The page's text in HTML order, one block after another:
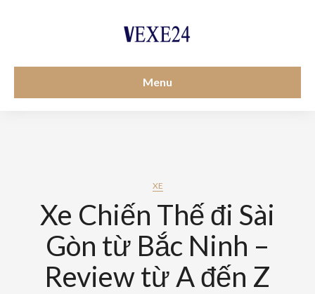
Menu
XE
Xe Chiến Thế đi Sài
Gòn từ Bắc Ninh –
Review từ A đến Z